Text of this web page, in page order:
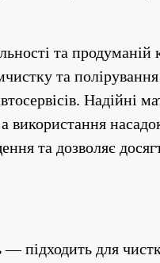
та
та
Надійні
а використання
та дозволяє
— підходить для